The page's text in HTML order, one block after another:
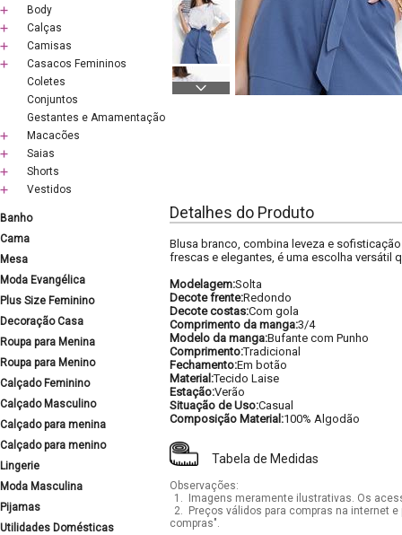
Body
Calças
Camisas
Casacos Femininos
Coletes
Conjuntos
Gestantes e Amamentação
Macacões
Saias
Shorts
Vestidos
Banho
Cama
Mesa
Moda Evangélica
Plus Size Feminino
Decoração Casa
Roupa para Menina
Roupa para Menino
Calçado Feminino
Calçado Masculino
Calçado para menina
Calçado para menino
Lingerie
Moda Masculina
Pijamas
Utilidades Domésticas
Detalhes do Produto
Blusa branco, combina leveza e
frescas e elegantes, é uma escolha versátil
Modelagem:Solta
Decote frente:Redondo
Decote costas:Com gola
Comprimento da manga:3/4
Modelo da manga:Bufante com Punho
Comprimento:Tradicional
Fechamento:Em botão
Material:Tecido Laise
Estação:Verão
Situação de Uso:Casual
Composição Material:100% Algodão
Tabela de Medidas
Observações:
1.
Imagens meramente ilustrativas. Os
2.
Preços válidos para compras na internet
compras".